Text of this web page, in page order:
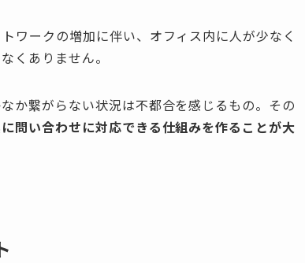
ワークの増加に伴い、オフィス内に人が少なく
くありません。
か繋がらない状況は不都合を感じるもの。その
問い合わせに対応できる仕組みを作ることが大